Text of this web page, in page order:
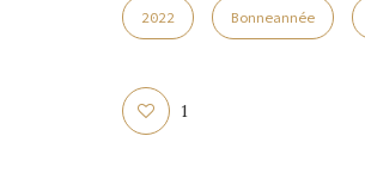
2022 Bonneannée
1